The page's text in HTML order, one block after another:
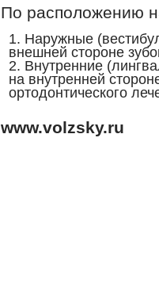
По расположению
Наружные
внешней стороне
Внутренние
на внутренней
ортодонтического
www.volzsky.ru